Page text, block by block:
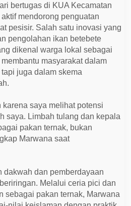
bertugas di KUA Kecamatan
mendorong penguatan
pesisir. Salah satu inovasi yang
pengolahan ikan betebete
dikenal warga lokal sebagai
masyarakat dalam
juga dalam skema
karena saya melihat potensi
saya. Limbah tulang dan kepala
pakan ternak, bukan
Marwana saat
dakwah dan pemberdayaan
Melalui ceria pici dan
sebagai pakan ternak, Marwana